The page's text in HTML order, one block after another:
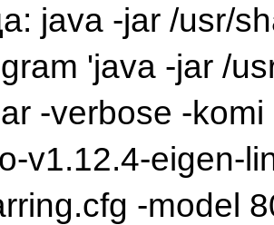
java -jar /usr/
'java -jar /
-verbose -
v1.12.4-eigen-
-model